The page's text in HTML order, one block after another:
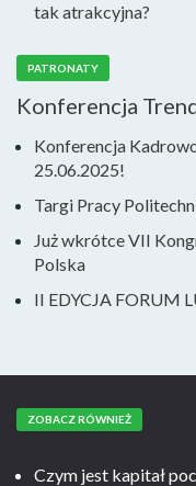
tak atrakcyjna?
PATRONATY
Konferencja
Konferencja
25.06.2025!
Targi Pracy
Już wkrótce VII
Polska
II EDYCJA FORUM
ZOBACZ RÓWNIEŻ
Czym jest kapitał